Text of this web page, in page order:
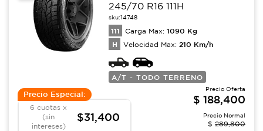
245/70 R16 111H
sku:14748
111 Carga Max: 1090 Kg
H Velocidad Max: 210 Km/h
A/T - TODO TERRENO
Precio Especial:
6 cuotas x
(sin
intereses)
$31,400
Precio Oferta
$ 188,400
Precio Normal
$ 289,800